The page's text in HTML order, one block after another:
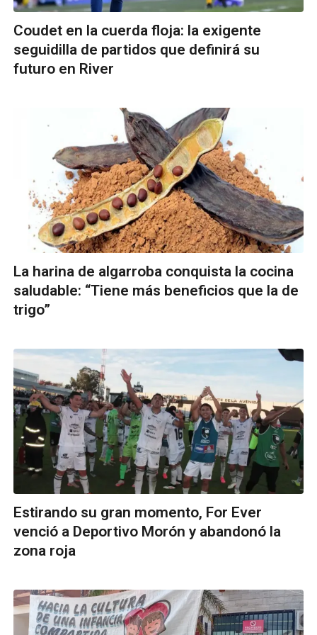
Coudet en la cuerda floja: la exigente
seguidilla de partidos que definirá su
futuro en River
La harina de algarroba conquista la cocina
saludable: “Tiene más beneficios que la de
trigo”
Estirando su gran momento, For Ever
venció a Deportivo Morón y abandonó la
zona roja